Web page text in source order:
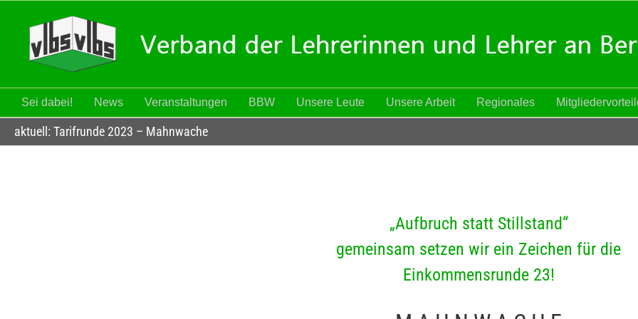
springen
Sei dabei! News Veranstaltungen BBW Unsere Leute Unsere Arbeit Regionales
aktuell: Tarifrunde 2023 – Mahnwache
„Aufbruch statt Stillstand“
gemeinsam setzen wir ein Zeichen für die
Einkommensrunde 23!